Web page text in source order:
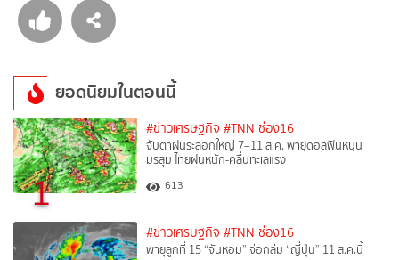
ยอดนิยมในตอนนี้
1
#ข่าวเศรษฐกิจ #TNN ช่อง16
จับตาฝนระลอกใหญ่ 7–11 ส.ค. พายุดอลฟินหนุน
มรสุม ไทยฝนหนัก-คลื่นทะเลแรง
613
#ข่าวเศรษฐกิจ #TNN ช่อง16
พายุลูกที่ 15 “จันหอม” จ่อถล่ม “ญี่ปุ่น” 11 ส.ค.นี้